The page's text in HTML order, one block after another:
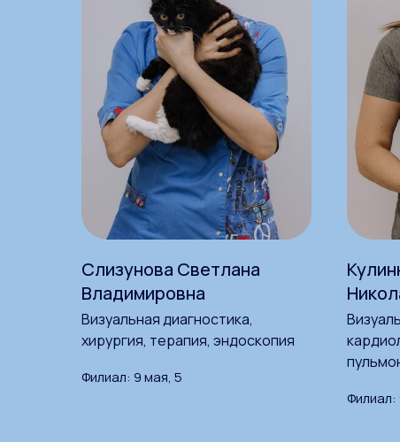
Слизунова Светлана
Владимировна
Визуальная диагностика,
хирургия, терапия, эндоскопия
Филиал: 9 мая, 5
Филиал: